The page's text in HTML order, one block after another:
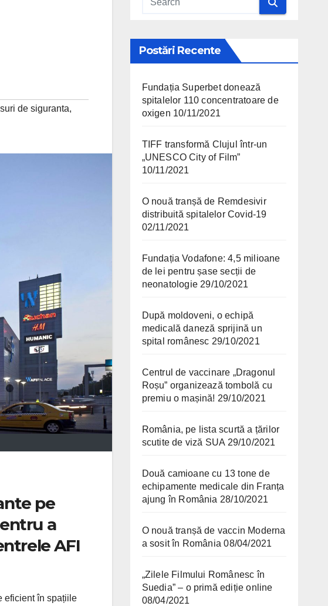
de siguranta,
pe
a
AFI
eficient în spațiile
Postări Recente
Fundația Superbet donează
spitalelor 110 concentratoare de
oxigen 10/11/2021
TIFF transformă Clujul într-un
„UNESCO City of Film”
10/11/2021
O nouă tranșă de Remdesivir
distribuită spitalelor Covid-19
02/11/2021
Fundația Vodafone: 4,5 milioane
de lei pentru șase secții de
neonatologie 29/10/2021
După moldoveni, o echipă
medicală daneză sprijină un
spital românesc 29/10/2021
Centrul de vaccinare „Dragonul
Roșu” organizează tombolă cu
premiu o mașină! 29/10/2021
România, pe lista scurtă a țărilor
scutite de viză SUA 29/10/2021
Două camioane cu 13 tone de
echipamente medicale din Franța
ajung în România 28/10/2021
O nouă tranșă de vaccin Moderna
a sosit în România 08/04/2021
„Zilele Filmului Românesc în
Suedia” – o primă ediție online
08/04/2021